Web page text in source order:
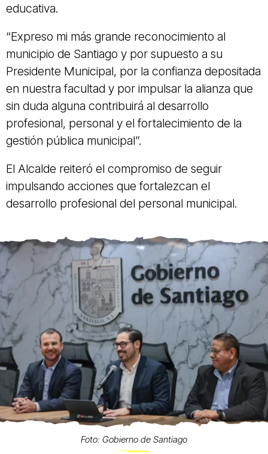
educativa.
“Expreso mi más grande reconocimiento al
municipio de Santiago y por supuesto a su
Presidente Municipal, por la confianza depositada
en nuestra facultad y por impulsar la alianza que
sin duda alguna contribuirá al desarrollo
profesional, personal y el fortalecimiento de la
gestión pública municipal”.
El Alcalde reiteró el compromiso de seguir
impulsando acciones que fortalezcan el
desarrollo profesional del personal municipal.
Foto: Gobierno de Santiago